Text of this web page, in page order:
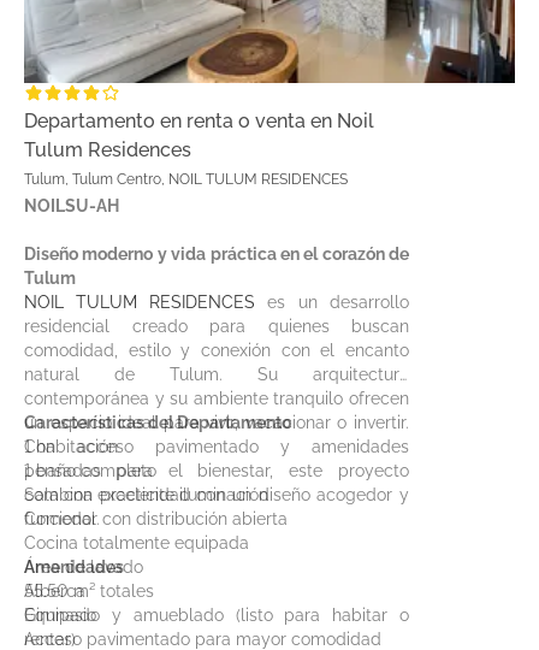
Departamento en renta o venta en Noil
Tulum Residences
Tulum, Tulum Centro, NOIL TULUM RESIDENCES
NOILSU-AH
Diseño moderno y vida práctica en el corazón de
Tulum
NOIL TULUM RESIDENCES es un desarrollo
residencial creado para quienes buscan
comodidad, estilo y conexión con el encanto
natural de Tulum. Su arquitectura
contemporánea y su ambiente tranquilo ofrecen
un espacio ideal para vivir, vacacionar o invertir.
Con acceso pavimentado y amenidades
pensadas para el bienestar, este proyecto
combina practicidad con un diseño acogedor y
funcional.
Características del Departamento
1 habitación
1 baño completo
Sala con excelente iluminación
Comedor con distribución abierta
Cocina totalmente equipada
Área de lavado
55.50 m² totales
Equipado y amueblado (listo para habitar o
rentar)
Amenidades
Alberca
Gimnasio
Acceso pavimentado para mayor comodidad